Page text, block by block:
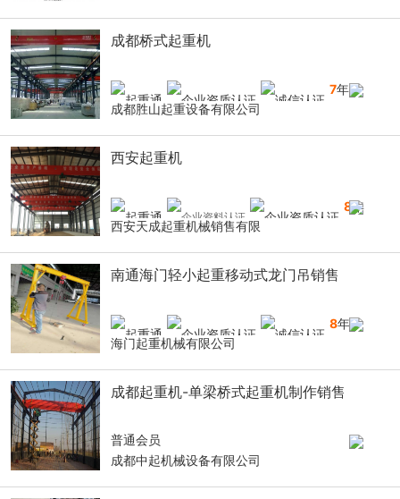
成都桥式起重机
7年
成都胜山起重设备有限公司
西安起重机
8年
西安天成起重机械销售有限
南通海门轻小起重移动式龙门吊销售
8年
海门起重机械有限公司
成都起重机-单梁桥式起重机制作销售
普通会员
成都中起机械设备有限公司